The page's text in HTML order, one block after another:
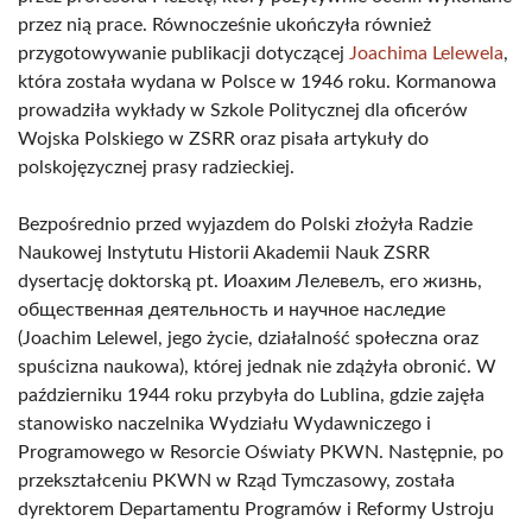
przez nią prace. Równocześnie ukończyła również
przygotowywanie publikacji dotyczącej Joachima Lelewela,
która została wydana w Polsce w 1946 roku. Kormanowa
prowadziła wykłady w Szkole Politycznej dla oficerów
Wojska Polskiego w ZSRR oraz pisała artykuły do
polskojęzycznej prasy radzieckiej.
Bezpośrednio przed wyjazdem do Polski złożyła Radzie
Naukowej Instytutu Historii Akademii Nauk ZSRR
dysertację doktorską pt. Иоахим Лелевелъ, его жизнь,
общественная деятельность и научное наследие
(Joachim Lelewel, jego życie, działalność społeczna oraz
spuścizna naukowa), której jednak nie zdążyła obronić. W
październiku 1944 roku przybyła do Lublina, gdzie zajęła
stanowisko naczelnika Wydziału Wydawniczego i
Programowego w Resorcie Oświaty PKWN. Następnie, po
przekształceniu PKWN w Rząd Tymczasowy, została
dyrektorem Departamentu Programów i Reformy Ustroju